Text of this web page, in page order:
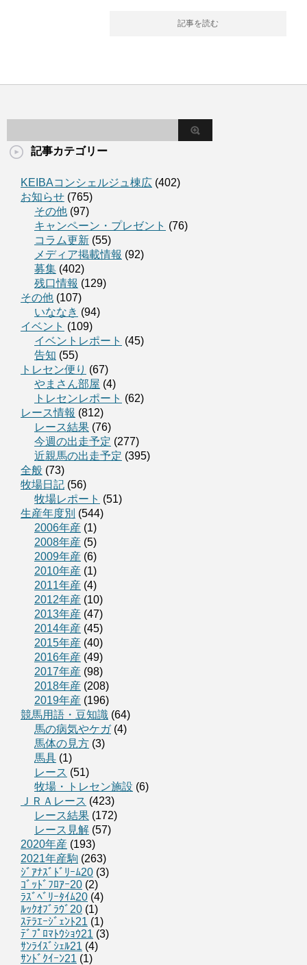
記事を読む
記事カテゴリー
KEIBAコンシェルジュ棟広 (402)
お知らせ (765)
その他 (97)
キャンペーン・プレゼント (76)
コラム更新 (55)
メディア掲載情報 (92)
募集 (402)
残口情報 (129)
その他 (107)
いななき (94)
イベント (109)
イベントレポート (45)
告知 (55)
トレセン便り (67)
やまさん部屋 (4)
トレセンレポート (62)
レース情報 (812)
レース結果 (76)
今週の出走予定 (277)
近親馬の出走予定 (395)
全般 (73)
牧場日記 (56)
牧場レポート (51)
生産年度別 (544)
2006年産 (1)
2008年産 (5)
2009年産 (6)
2010年産 (1)
2011年産 (4)
2012年産 (10)
2013年産 (47)
2014年産 (45)
2015年産 (40)
2016年産 (49)
2017年産 (98)
2018年産 (208)
2019年産 (196)
競馬用語・豆知識 (64)
馬の病気やケガ(4)
馬体の見方 (3)
馬具 (1)
レース (51)
牧場・トレセン施設 (6)
ＪＲＡレース (423)
レース結果 (172)
レース見解 (57)
2020年産 (193)
2021年産駒 (263)
ｼﾞｱﾅｽﾞﾄﾞﾘｰﾑ20 (3)
ｺﾞｯﾄﾞﾌﾛｱｰ20 (2)
ﾗｽﾞﾍﾞﾘｰﾀｲﾑ20 (4)
ﾙｯｸｵﾌﾞﾗｳﾞ20 (1)
ｽﾃﾗｴｰｼﾞｪﾝﾄ21 (1)
ﾃﾞﾌﾟﾛﾏﾄｳｼｮｳ21 (3)
ｻﾝﾗｲｽﾞｼｪﾙ21 (4)
ｻﾝﾄﾞｸｲｰﾝ21 (1)